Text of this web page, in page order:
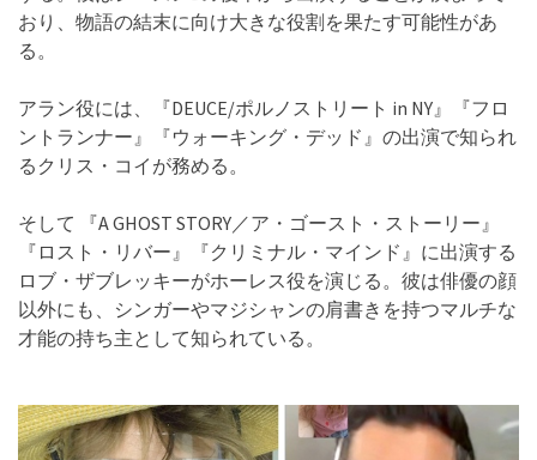
おり、物語の結末に向け大きな役割を果たす可能性があ
る。
アラン役には、『DEUCE/ポルノストリート in NY』『フロ
ントランナー』『ウォーキング・デッド』の出演で知られ
るクリス・コイが務める。
そして 『A GHOST STORY／ア・ゴースト・ストーリー』
『ロスト・リバー』『クリミナル・マインド』に出演する
ロブ・ザブレッキーがホーレス役を演じる。彼は俳優の顔
以外にも、シンガーやマジシャンの肩書きを持つマルチな
才能の持ち主として知られている。